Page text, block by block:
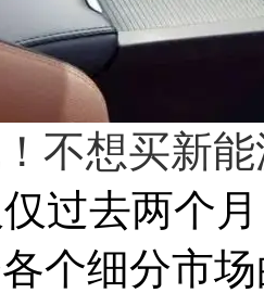
不想买新
过去两个
个细分市